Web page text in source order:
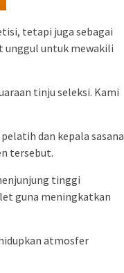
tetapi juga sebagai
unggul untuk mewakili
tinju seleksi. Kami
dan kepala sasana
tersebut.
tinggi
guna meningkatkan
atmosfer